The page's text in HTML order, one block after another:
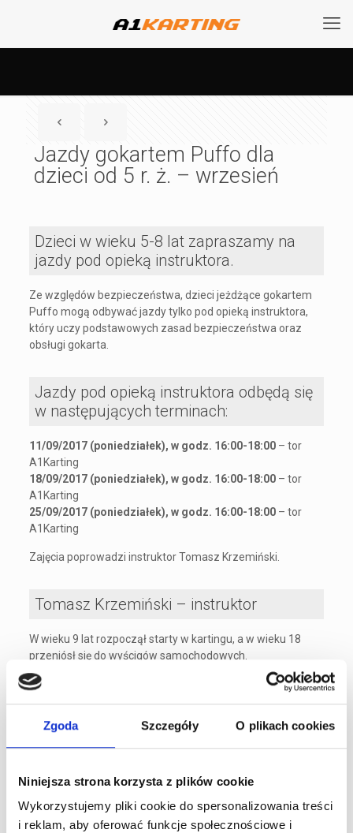
Zgoda Szczegóły O plikach cookies
Niniejsza strona korzysta z plików cookie
Wykorzystujemy pliki cookie do spersonalizowania treści
i reklam, aby oferować funkcje społecznościowe i
Jazdy gokartem Puffo dla
dzieci od 5 r. ż. – wrzesień
Dzieci w wieku 5-8 lat zapraszamy na
jazdy pod opieką instruktora.
Ze względów bezpieczeństwa, dzieci jeżdżące gokartem
Puffo mogą odbywać jazdy tylko pod opieką instruktora,
który uczy podstawowych zasad bezpieczeństwa oraz
obsługi gokarta.
Jazdy pod opieką instruktora odbędą się
w następujących terminach:
11/09/2017 (poniedziałek), w godz. 16:00-18:00– tor
A1Karting
18/09/2017 (poniedziałek), w godz. 16:00-18:00– tor
A1Karting
25/09/2017 (poniedziałek), w godz. 16:00-18:00– tor
A1Karting
Zajęcia poprowadzi instruktor Tomasz Krzemiński.
Tomasz Krzemiński – instruktor
W wieku 9 lat rozpoczął starty w kartingu, a w wieku 18
przeniósł się do wyścigów samochodowych.
Ścigał się w Formule 4, Formule Renault 2.0 i Formule 3.
2013
Starty w niemieckiej serii Formel 3 Cup
2011
Kartingowy Mistrz Polski
3 miejsce – Rotax Max Euro Challenge Winter Cup
2009